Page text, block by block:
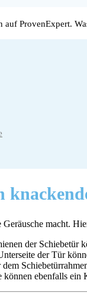
auf ProvenExpert.
macht.
der
der Tür
ebenfalls ein